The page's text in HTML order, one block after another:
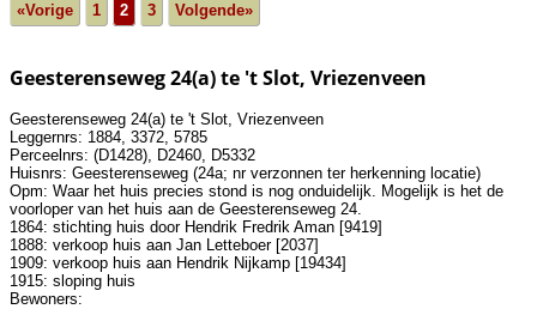
«Vorige 1 2 3 Volgende»
Geesterenseweg 24(a) te 't Slot, Vriezenveen
Geesterenseweg 24(a) te 't Slot, Vriezenveen
Leggernrs: 1884, 3372, 5785
Perceelnrs: (D1428), D2460, D5332
Huisnrs: Geesterenseweg (24a; nr verzonnen ter herkenning locatie)
Opm: Waar het huis precies stond is nog onduidelijk. Mogelijk is het de
voorloper van het huis aan de Geesterenseweg 24.
1864: stichting huis door Hendrik Fredrik Aman [9419]
1888: verkoop huis aan Jan Letteboer [2037]
1909: verkoop huis aan Hendrik Nijkamp [19434]
1915: sloping huis
Bewoners: